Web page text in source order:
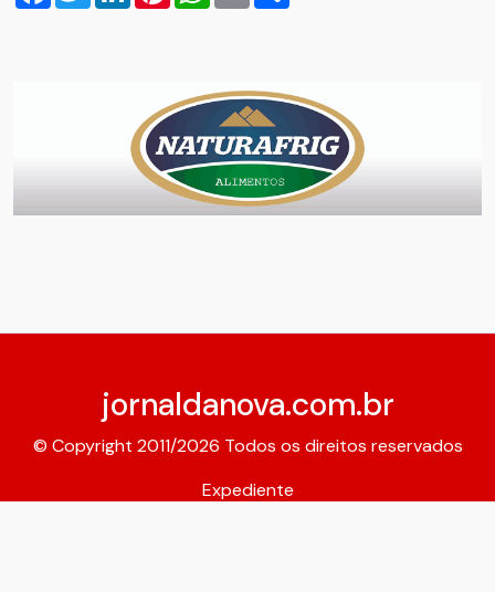
jornaldanova.com.br
© Copyright 2011/2026 Todos os direitos reservados
Expediente